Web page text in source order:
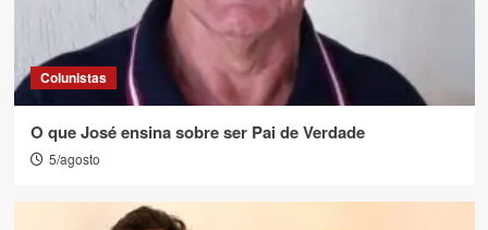
Colunistas
O que José ensina sobre ser Pai de Verdade
5/agosto